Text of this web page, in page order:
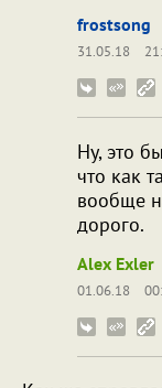
frostsong
31.05.18
Ну, это
что как
вообще
дорого.
Alex Exler
01.06.18